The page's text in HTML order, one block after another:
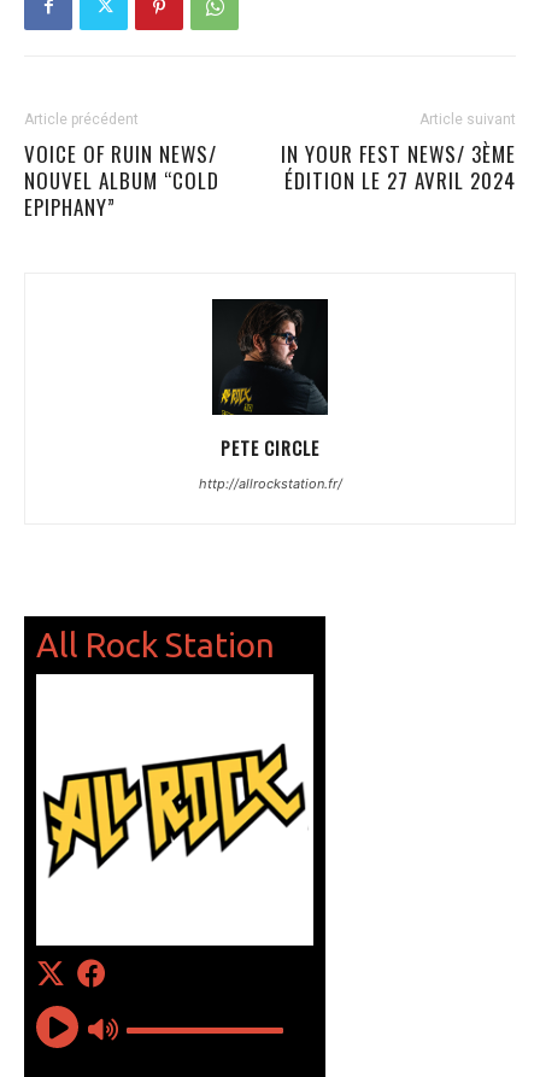
Article précédent
VOICE OF RUIN NEWS/
NOUVEL ALBUM “COLD
EPIPHANY”
Article suivant
IN YOUR FEST NEWS/ 3ÈME
ÉDITION LE 27 AVRIL 2024
PETE CIRCLE
http://allrockstation.fr/